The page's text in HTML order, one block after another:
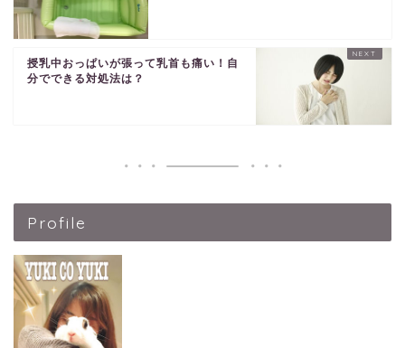
授乳中おっぱいが張って乳首も痛い！自
分でできる対処法は？
Profile